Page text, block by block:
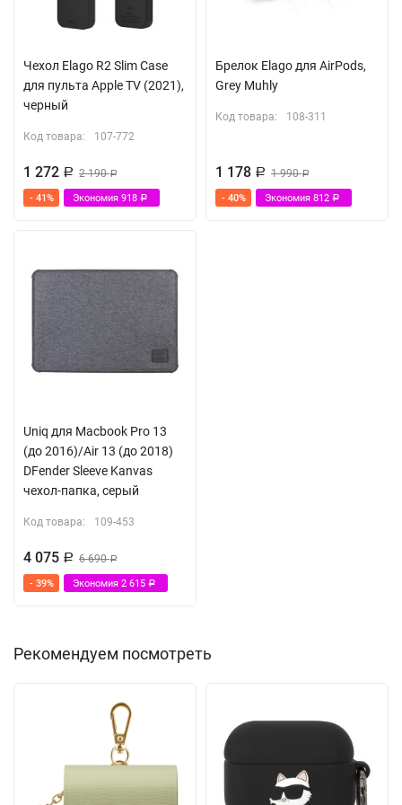
Накладки (амбушюры) для Apple AirPods Pro:
Размер M - 2 пары
Чехол Elago R2 Slim Case
для пульта Apple TV (2021),
черный
Код товара: 107-772
1 272 Р 2 190Р
- 41% Экономия 918 Р
Брелок Elago для AirPods,
Grey Muhly
Код товара: 108-311
1 178 Р 1 990Р
- 40% Экономия 812 Р
Uniq для Macbook Pro 13
(до 2016)/Air 13 (до 2018)
DFender Sleeve Kanvas
чехол-папка, серый
Код товара: 109-453
4 075 Р 6 690Р
- 39% Экономия 2 615 Р
Рекомендуем посмотреть